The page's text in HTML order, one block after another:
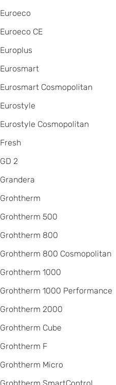
Euroeco
Euroeco CE
Europlus
Eurosmart
Eurosmart Cosmopolitan
Eurostyle
Eurostyle Cosmopolitan
Fresh
GD 2
Grandera
Grohtherm
Grohtherm 500
Grohtherm 800
Grohtherm 800 Cosmopolitan
Grohtherm 1000
Grohtherm 1000 Performance
Grohtherm 2000
Grohtherm Cube
Grohtherm F
Grohtherm Micro